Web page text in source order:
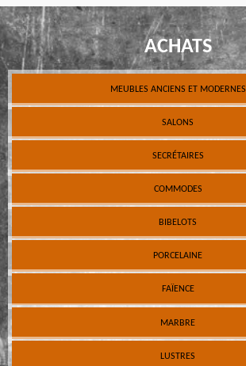
ACHATS
MEUBLES ANCIENS ET MODERNES
SALONS
SECRÉTAIRES
COMMODES
BIBELOTS
PORCELAINE
FAÏENCE
MARBRE
LUSTRES